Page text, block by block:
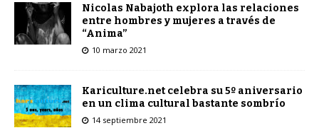
Nicolas Nabajoth explora las relaciones
entre hombres y mujeres a través de
“Anima”
10 marzo 2021
Kariculture.net celebra su 5º aniversario
en un clima cultural bastante sombrío
14 septiembre 2021